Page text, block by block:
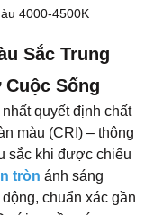
vật dụng trang
mắt người cảm
tượng sai lệch
loại đèn giá rẻ. Nhờ
mà còn giữ được nét
dễ chịu và chân
thực này giúp
–
từ lớp sơn tường,